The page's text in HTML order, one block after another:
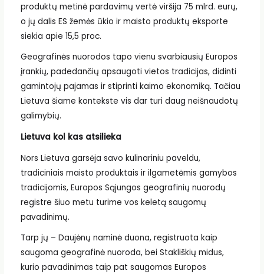
produktų metinė pardavimų vertė viršija 75 mlrd. eurų,
o jų dalis ES žemės ūkio ir maisto produktų eksporte
siekia apie 15,5 proc.
Geografinės nuorodos tapo vienu svarbiausių Europos
įrankių, padedančių apsaugoti vietos tradicijas, didinti
gamintojų pajamas ir stiprinti kaimo ekonomiką. Tačiau
Lietuva šiame kontekste vis dar turi daug neišnaudotų
galimybių.
Lietuva kol kas atsilieka
Nors Lietuva garsėja savo kulinariniu paveldu,
tradiciniais maisto produktais ir ilgametėmis gamybos
tradicijomis, Europos Sąjungos geografinių nuorodų
registre šiuo metu turime vos keletą saugomų
pavadinimų.
Tarp jų – Daujėnų naminė duona, registruota kaip
saugoma geografinė nuoroda, bei Stakliškių midus,
kurio pavadinimas taip pat saugomas Europos